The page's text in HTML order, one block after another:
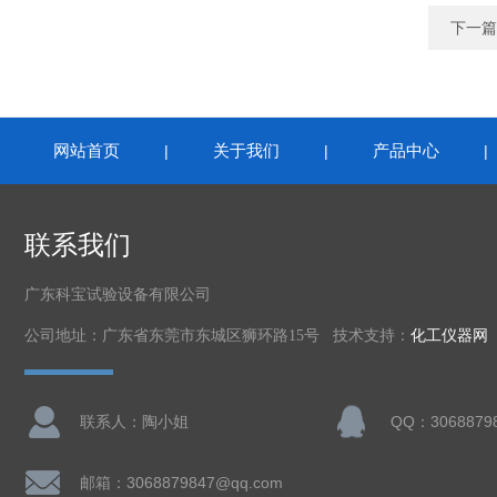
下一
网站首页 | 关于我们 | 产品中心
联系我们
广东科宝试验设备有限公司
公司地址：广东省东莞市东城区狮环路15号 技术支持： 化工仪器网
联系人：陶小姐 QQ：
邮箱：3068879847@qq.com